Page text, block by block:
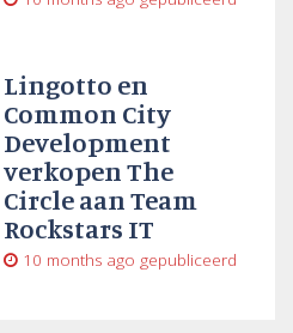
Lingotto en
Common City
Development
verkopen The
Circle aan Team
Rockstars IT
10 months ago gepubliceerd